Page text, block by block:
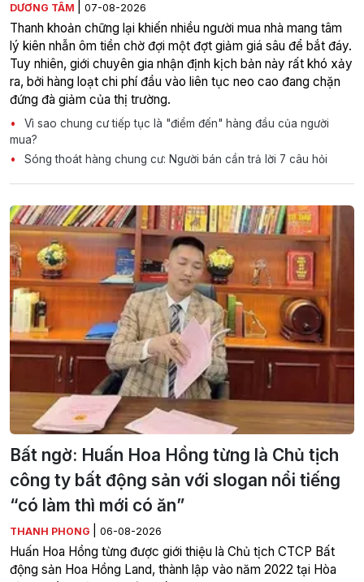
DƯƠNG TÂM 07-08-2026
Thanh khoản chững lại khiến nhiều người mua nhà mang tâm
lý kiên nhẫn ôm tiền chờ đợi một đợt giảm giá sâu để bắt đáy.
Tuy nhiên, giới chuyên gia nhận định kịch bản này rất khó xảy
ra, bởi hàng loạt chi phí đầu vào liên tục neo cao đang chặn
đứng đà giảm của thị trường.
Vì sao chung cư tiếp tục là "điểm đến" hàng đầu của người
mua?
Sóng thoát hàng chung cư: Người bán cần trả lời 7 câu hỏi
Bất ngờ: Huấn Hoa Hồng từng là Chủ tịch
công ty bất động sản với slogan nổi tiếng
“có làm thì mới có ăn”
THANH PHONG 06-08-2026
Huấn Hoa Hồng từng được giới thiệu là Chủ tịch CTCP Bất
động sản Hoa Hồng Land, thành lập vào năm 2022 tại Hòa